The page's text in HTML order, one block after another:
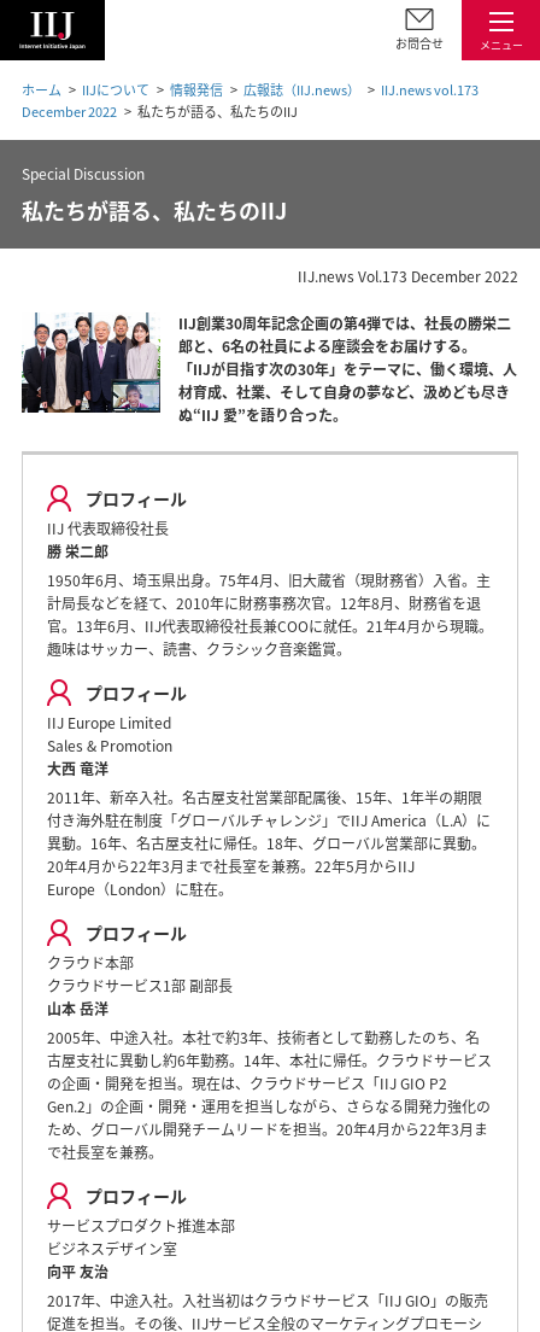
メニュー
お問合せ
ホーム IIJについて 情報発信 広報誌（IIJ.news）
IIJ.news vol.173
December 2022
私たちが語る、私たちのIIJ
Special Discussion
私たちが語る、私たちのIIJ
IIJ.news Vol.173 December 2022
IIJ創業30周年記念企画の第4弾では、社長の勝栄二
郎と、6名の社員による座談会をお届けする。
「IIJが目指す次の30年」をテーマに、働く環境、人
材育成、社業、そして自身の夢など、汲めども尽き
ぬ“IIJ 愛”を語り合った。
プロフィール
IIJ 代表取締役社長
勝 栄二郎
1950年6月、埼玉県出身。75年4月、旧大蔵省（現財務省）入省。主
計局長などを経て、2010年に財務事務次官。12年8月、財務省を退
官。13年6月、IIJ代表取締役社長兼COOに就任。21年4月から現職。
趣味はサッカー、読書、クラシック音楽鑑賞。
プロフィール
IIJ Europe Limited
Sales & Promotion
大西 竜洋
2011年、新卒入社。名古屋支社営業部配属後、15年、1年半の期限
付き海外駐在制度「グローバルチャレンジ」でIIJ America（L.A）に
異動。16年、名古屋支社に帰任。18年、グローバル営業部に異動。
20年4月から22年3月まで社長室を兼務。22年5月からIIJ
Europe（London）に駐在。
プロフィール
クラウド本部
クラウドサービス1部 副部長
山本 岳洋
2005年、中途入社。本社で約3年、技術者として勤務したのち、名
古屋支社に異動し約6年勤務。14年、本社に帰任。クラウドサービス
の企画・開発を担当。現在は、クラウドサービス「IIJ GIO P2
Gen.2」の企画・開発・運用を担当しながら、さらなる開発力強化の
ため、グローバル開発チームリードを担当。20年4月から22年3月ま
で社長室を兼務。
プロフィール
サービスプロダクト推進本部
ビジネスデザイン室
向平 友治
2017年、中途入社。入社当初はクラウドサービス「IIJ GIO」の販売
促進を担当。その後、IIJサービス全般のマーケティングプロモーシ